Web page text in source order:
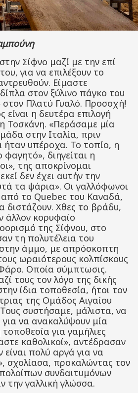
Σίφνο μαζί με την επί
για να επιλέξουν το
Είμαστε
στον ξύλινο πάγκο του
στον Πλατύ Γυαλό. Προσοχή!
είναι η δευτέρα επιλογή
Τοσκάνη. «Περάσαμε μία
στην Ιταλία, πριν
υπέροχα. Το τοπίο, η
φαγητό», διηγείται η
της αποκρίνομαι
δεν έχει αυτήν την
τα ψάρια». Οι γαλλόφωνοι
από το Quebec του Καναδά,
διστάζουν. Χθες το βράδυ,
άλλον κορυφαίο
της Σίφνου, στο
τη πολυτέλεια του
άμμο, με απρόσκοπτη
ωραιότερους κολπίσκους
Οποία σύμπτωσις.
τους τον λόγο της δικής
ίδια τοποθεσία, ήτοι τον
της Ομάδος Αιγαίου
συστήσαμε, μάλιστα, να
να ανακαλύψουν μία
για γαμήλιες
καθολικοί», αντέδρασαν
πολύ αργά για να
σχολίασα, προκαλώντας τον
συνδαιτυμόνων
την γαλλική γλώσσα.